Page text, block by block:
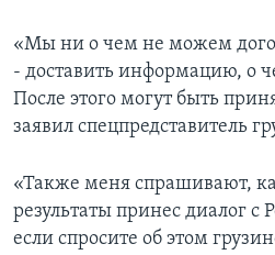
«Мы ни о чем не можем
- доставить информацию, о
После этого могут быть
заявил спецпредставитель
«Также меня спрашивают,
результаты принес диалог с
если спросите об этом